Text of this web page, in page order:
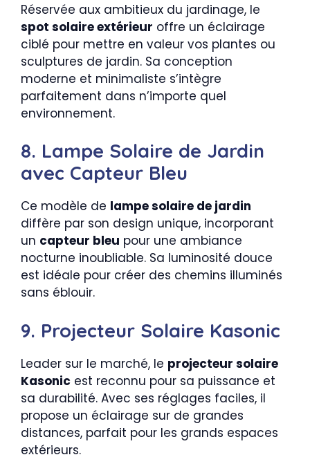
Réservée aux ambitieux du jardinage, le
spot solaire extérieur offre un éclairage
ciblé pour mettre en valeur vos plantes ou
sculptures de jardin. Sa conception
moderne et minimaliste s’intègre
parfaitement dans n’importe quel
environnement.
8. Lampe Solaire de Jardin
avec Capteur Bleu
Ce modèle de lampe solaire de jardin
diffère par son design unique, incorporant
un capteur bleu pour une ambiance
nocturne inoubliable. Sa luminosité douce
est idéale pour créer des chemins illuminés
sans éblouir.
9. Projecteur Solaire Kasonic
Leader sur le marché, le projecteur solaire
Kasonic est reconnu pour sa puissance et
sa durabilité. Avec ses réglages faciles, il
propose un éclairage sur de grandes
distances, parfait pour les grands espaces
extérieurs.